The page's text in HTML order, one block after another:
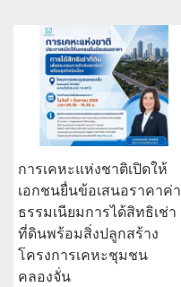
การเคหะแห่งชาติเปิดให้
เอกชนยื่นข้อเสนอราคาค่า
ธรรมเนียมการได้สิทธิเช่า
ที่ดินพร้อมสิ่งปลูกสร้าง
โครงการเคหะชุมชน
คลองจั่น